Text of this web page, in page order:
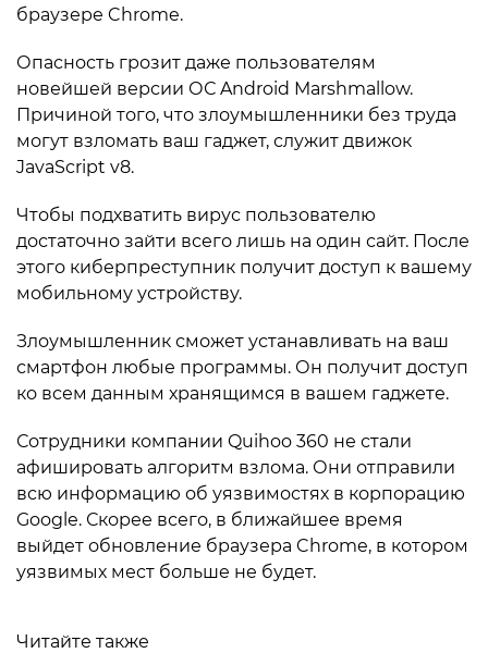
браузере Chrome.
Опасность грозит даже пользователям
новейшей версии ОС Android Marshmallow.
Причиной того, что злоумышленники без труда
могут взломать ваш гаджет, служит движок
JavaScript v8.
Чтобы подхватить вирус пользователю
достаточно зайти всего лишь на один сайт. После
этого киберпреступник получит доступ к вашему
мобильному устройству.
Злоумышленник сможет устанавливать на ваш
смартфон любые программы. Он получит доступ
ко всем данным хранящимся в вашем гаджете.
Сотрудники компании Quihoo 360 не стали
афишировать алгоритм взлома. Они отправили
всю информацию об уязвимостях в корпорацию
Google. Скорее всего, в ближайшее время
выйдет обновление браузера Chrome, в котором
уязвимых мест больше не будет.
Читайте также